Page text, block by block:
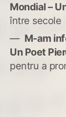
Mondial –
între secole
M-am
Un Poet
pentru a